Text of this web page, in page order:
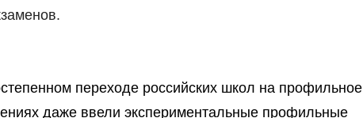
переходе российских школ на профильное
даже ввели экспериментальные профильные